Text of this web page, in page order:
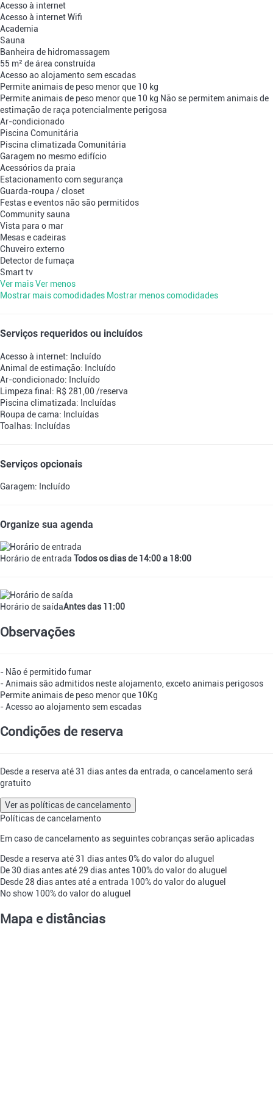
Acesso à internet
Acesso à internetWifi
Academia
Sauna
Banheira de hidromassagem
55 m² de área construída
Acesso ao alojamento sem escadas
Permite animais de peso menor que 10 kg
Permite animais de peso menor que 10 kg Não se permitem animais de
estimação de raça potencialmente perigosa
Ar-condicionado
Piscina Comunitária
Piscina climatizada Comunitária
Garagem no mesmo edifício
Acessórios da praia
Estacionamento com segurança
Guarda-roupa / closet
Festas e eventos não são permitidos
Community sauna
Vista para o mar
Mesas e cadeiras
Chuveiro externo
Detector de fumaça
Smart tv
Ver maisVer menos
Mostrar mais comodidades Mostrar menos comodidades
Serviços requeridos ou incluídos
Acesso à internet: Incluído
Animal de estimação: Incluído
Ar-condicionado: Incluído
Limpeza final: R$ 281,00 /reserva
Piscina climatizada: Incluídas
Roupa de cama: Incluídas
Toalhas: Incluídas
Serviços opcionais
Garagem: Incluído
Organize sua agenda
Horário de entrada Todos os dias de 14:00 a 18:00
Horário de saídaAntes das 11:00
Observações
- Não é permitido fumar
- Animais são admitidos neste alojamento, exceto animais perigosos
Permite animais de peso menor que 10Kg
- Acesso ao alojamento sem escadas
Condições de reserva
Desde a reserva até 31 dias antes da entrada, o cancelamento será
gratuito
Ver as políticas de cancelamento
Políticas de cancelamento
Em caso de cancelamento as seguintes cobranças serão aplicadas
Desde a reserva até 31 dias antes0% do valor do aluguel
De 30 dias antes até 29 dias antes 100% do valor do aluguel
Desde 28 dias antes até a entrada 100% do valor do aluguel
No show 100% do valor do aluguel
Mapa e distâncias